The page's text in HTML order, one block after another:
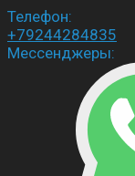
Телефон:
+79244284835
Мессенджеры: